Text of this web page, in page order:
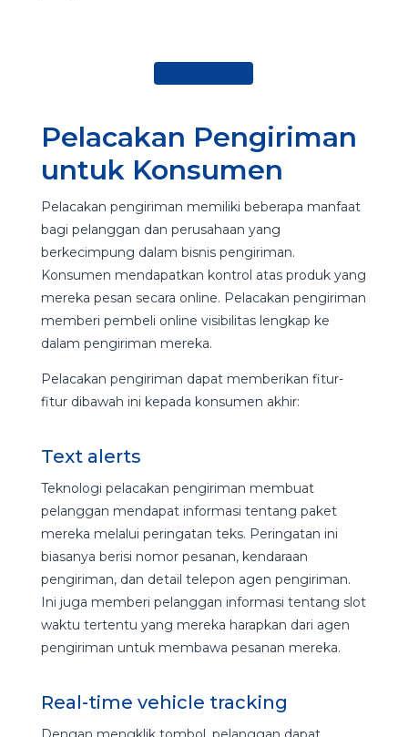
Pelacakan Pengiriman
untuk Konsumen
Pelacakan pengiriman memiliki beberapa manfaat
bagi pelanggan dan perusahaan yang
berkecimpung dalam bisnis pengiriman.
Konsumen mendapatkan kontrol atas produk yang
mereka pesan secara online. Pelacakan pengiriman
memberi pembeli online visibilitas lengkap ke
dalam pengiriman mereka.
Pelacakan pengiriman dapat memberikan fitur-
fitur dibawah ini kepada konsumen akhir:
Text alerts
Teknologi pelacakan pengiriman membuat
pelanggan mendapat informasi tentang paket
mereka melalui peringatan teks. Peringatan ini
biasanya berisi nomor pesanan, kendaraan
pengiriman, dan detail telepon agen pengiriman.
Ini juga memberi pelanggan informasi tentang slot
waktu tertentu yang mereka harapkan dari agen
pengiriman untuk membawa pesanan mereka.
Real-time vehicle tracking